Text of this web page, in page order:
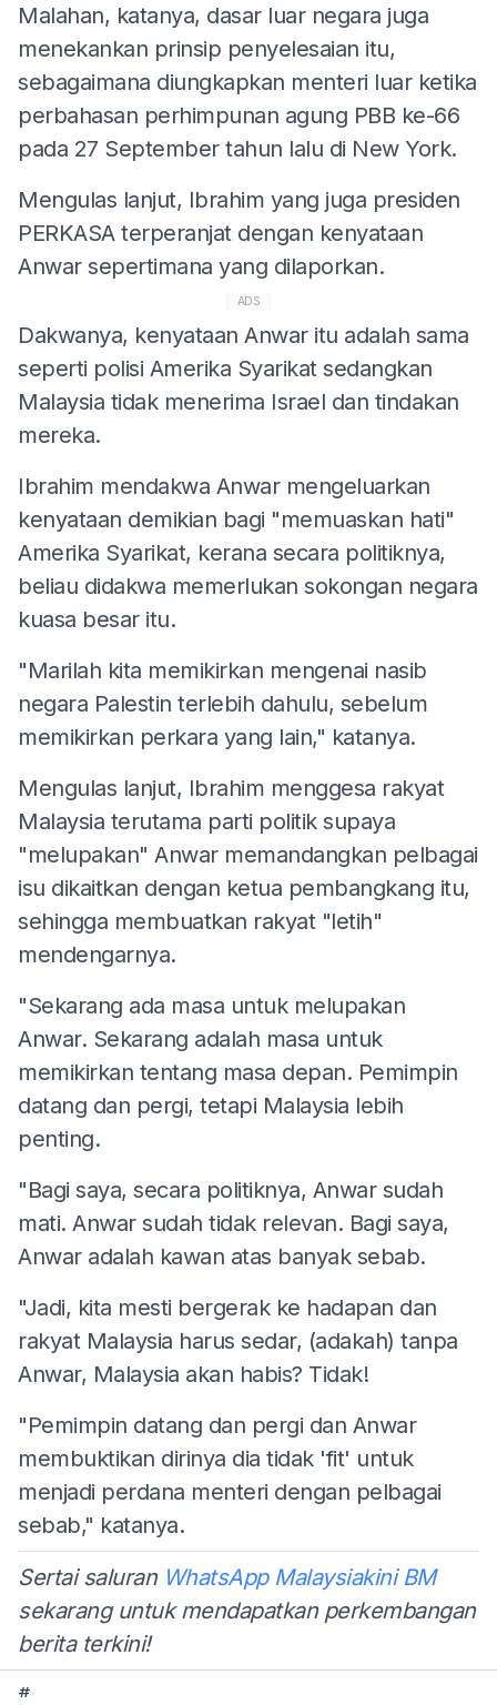
Malahan, katanya, dasar luar negara juga
menekankan prinsip penyelesaian itu,
sebagaimana diungkapkan menteri luar ketika
perbahasan perhimpunan agung PBB ke-66
pada 27 September tahun lalu di New York.
Mengulas lanjut, Ibrahim yang juga presiden
PERKASA terperanjat dengan kenyataan
Anwar sepertimana yang dilaporkan.
ADS
Dakwanya, kenyataan Anwar itu adalah sama
seperti polisi Amerika Syarikat sedangkan
Malaysia tidak menerima Israel dan tindakan
mereka.
Ibrahim mendakwa Anwar mengeluarkan
kenyataan demikian bagi "memuaskan hati"
Amerika Syarikat, kerana secara politiknya,
beliau didakwa memerlukan sokongan negara
kuasa besar itu.
"Marilah kita memikirkan mengenai nasib
negara Palestin terlebih dahulu, sebelum
memikirkan perkara yang lain," katanya.
Mengulas lanjut, Ibrahim menggesa rakyat
Malaysia terutama parti politik supaya
"melupakan" Anwar memandangkan pelbagai
isu dikaitkan dengan ketua pembangkang itu,
sehingga membuatkan rakyat "letih"
mendengarnya.
"Sekarang ada masa untuk melupakan
Anwar. Sekarang adalah masa untuk
memikirkan tentang masa depan. Pemimpin
datang dan pergi, tetapi Malaysia lebih
penting.
"Bagi saya, secara politiknya, Anwar sudah
mati. Anwar sudah tidak relevan. Bagi saya,
Anwar adalah kawan atas banyak sebab.
"Jadi, kita mesti bergerak ke hadapan dan
rakyat Malaysia harus sedar, (adakah) tanpa
Anwar, Malaysia akan habis? Tidak!
"Pemimpin datang dan pergi dan Anwar
membuktikan dirinya dia tidak 'fit' untuk
menjadi perdana menteri dengan pelbagai
sebab," katanya.
Sertai saluran WhatsApp Malaysiakini BM
sekarang untuk mendapatkan perkembangan
berita terkini!
#